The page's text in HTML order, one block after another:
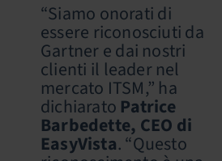
“Siamo onorati di
essere riconosciuti da
Gartner e dai nostri
clienti il leader nel
mercato ITSM,” ha
dichiarato Patrice
Barbedette, CEO di
EasyVista. “Questo